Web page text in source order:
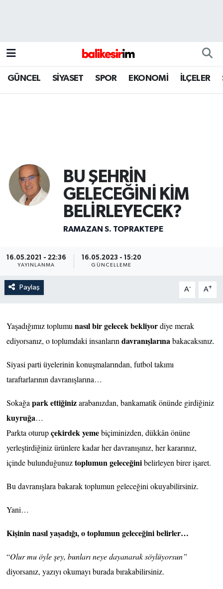
GÜNCEL SİYASET SPOR EKONOMİ İLÇELER
BU ŞEHRİN
GELECEĞİNİ KİM
BELİRLEYECEK?
RAMAZAN S. TOPRAKTEPE
16.05.2021 - 22:36
YAYINLANMA
16.05.2023 - 15:20
GÜNCELLEME
Paylaş A- A+
Yaşadığımız toplumu nasıl bir gelecek bekliyordiye merak
ediyorsanız, o toplumdaki insanların davranışlarına bakacaksınız.
Siyasi parti üyelerinin konuşmalarından, futbol takımı
taraftarlarının davranışlarına…
Sokağa park ettiğinizarabanızdan, bankamatik önünde girdiğiniz
kuyruğa…
Parkta oturupçekirdek yemebiçiminizden, dükkân önüne
yerleştirdiğiniz ürünlere kadar her davranışınız, her kararınız,
içinde bulunduğunuztoplumun geleceğinibelirleyen birer işaret.
Bu davranışlara bakarak toplumun geleceğini okuyabilirsiniz.
Yani…
Kişinin nasıl yaşadığı, o toplumun geleceğini belirler…
“Olur mu öyle şey, bunları neye dayanarak söylüyorsun”
diyorsanız, yazıyı okumayı burada bırakabilirsiniz.